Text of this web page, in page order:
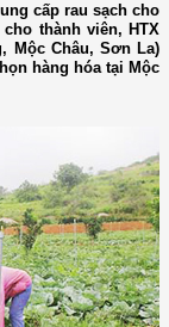
cấp rau sạch cho
thành viên, HTX
Mộc Châu, Sơn La)
hàng hóa tại Mộc